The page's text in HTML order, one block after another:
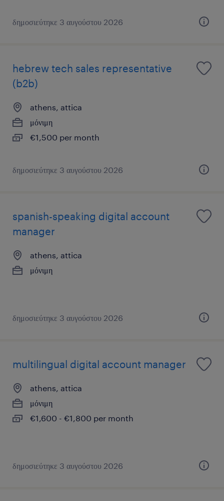
δημοσιεύτηκε 3 αυγούστου 2026
hebrew tech sales representative
(b2b)
athens, attica
μόνιμη
€1,500 per month
δημοσιεύτηκε 3 αυγούστου 2026
spanish-speaking digital account
manager
athens, attica
μόνιμη
δημοσιεύτηκε 3 αυγούστου 2026
multilingual digital account manager
athens, attica
μόνιμη
€1,600 - €1,800 per month
δημοσιεύτηκε 3 αυγούστου 2026